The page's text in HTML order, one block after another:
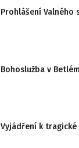
Prohlášení Valného
Bohoslužba v
Vyjádření k